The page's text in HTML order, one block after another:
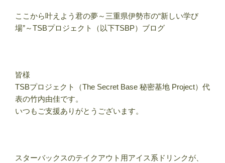
ここから叶えよう君の夢～三重県伊勢市の“新しい学び
場”～TSBプロジェクト（以下TSBP）ブログ
皆様
TSBプロジェクト（The Secret Base 秘密基地 Project）代
表の竹内由佳です。
いつもご支援ありがとうございます。
スターバックスのテイクアウト用アイス系ドリンクが、